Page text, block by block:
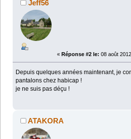
Jeff56
« Réponse #2 le: 08 août
Depuis quelques années maintenant, je
pantalons chez habicap !
je ne suis pas déçu !
ATAKORA